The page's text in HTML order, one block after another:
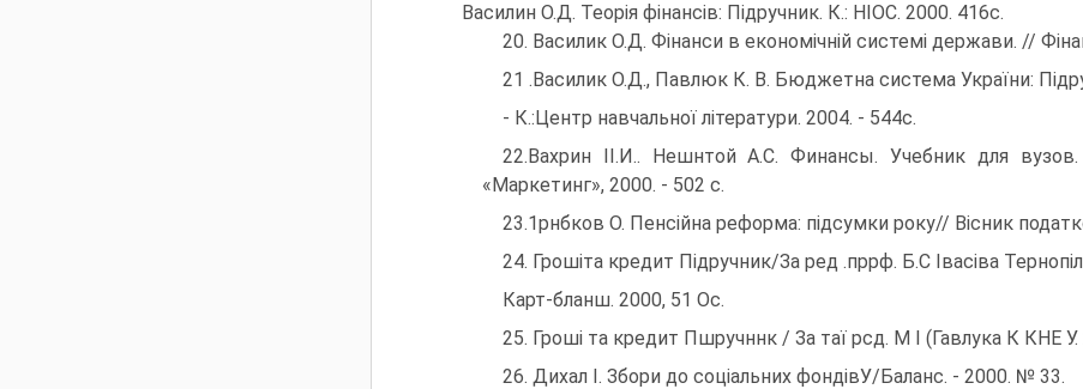
Василин О.Д. Теорія фінансів: Підручник. К.: НІОС. 2000. 416с.
20. Василик О.Д. Фінанси в економічній системі держави. //
21 .Василик О.Д., Павлюк К. В. Бюджетна система України:
- К.:Центр навчальної літератури. 2004. - 544с.
22.Вахрин II.И.. Нешнтой А.С. Финансы. Учебник для
«Маркетинг», 2000. - 502 с.
23.1рнбков О. Пенсійна реформа: підсумки року// Вісник
24. Грошіта кредит Підручник/За ред .пррф. Б.С Івасіва
Карт-бланш. 2000, 51 Ос.
25. Гроші та кредит Пшручннк / За таї рсд. М I (Гавлука К КНЕ У.
26. Дихал І. Збори до соціальних фондівУ/Баланс. - 2000. № 33.